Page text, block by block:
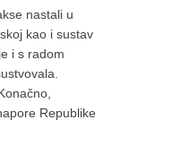
nastali u
kao i sustav
i s radom
Republike